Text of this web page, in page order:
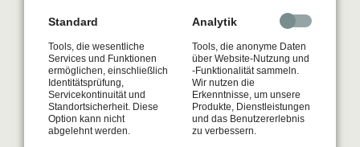
Produktbeschreibung
Standard
Tools, die wesentliche
Services und Funktionen
ermöglichen, einschließlich
Identitätsprüfung,
Servicekontinuität und
Standortsicherheit. Diese
Option kann nicht
abgelehnt werden.
Analytik
Tools, die anonyme Daten
über Website-Nutzung und
-Funktionalität sammeln.
Wir nutzen die
Erkenntnisse, um unsere
Produkte, Dienstleistungen
und das Benutzererlebnis
zu verbessern.